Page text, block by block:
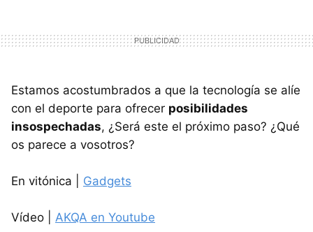
Estamos acostumbrados a que la tecnología se alíe
con el deporte para ofrecer posibilidades
insospechadas, ¿Será este el próximo paso? ¿Qué
os parece a vosotros?
En vitónica | Gadgets
Vídeo | AKQA en Youtube